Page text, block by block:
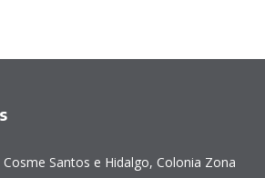
Cosme Santos e Hidalgo, Colonia Zona